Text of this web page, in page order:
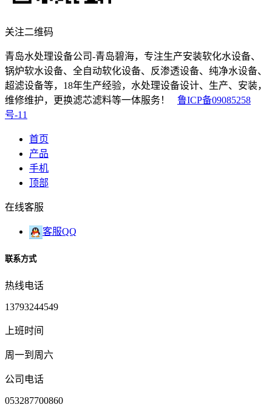
关注二维码
青岛水处理设备公司-青岛碧海，专注生产安装软化水设备、
锅炉软水设备、全自动软化设备、反渗透设备、纯净水设备、
超滤设备等，18年生产经验，水处理设备设计、生产、安装，
维修维护，更换滤芯滤料等一体服务！ 鲁ICP备09085258
号-11
首页
产品
手机
顶部
在线客服
客服QQ
联系方式
热线电话
13793244549
上班时间
周一到周六
公司电话
053287700860